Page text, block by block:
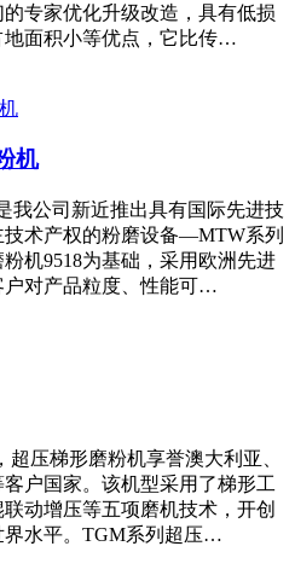
专家优化升级改造，具有低损
地面积小等优点，它比传…
机
我公司新近推出具有国际先进技
术产权的粉磨设备—MTW系列
机9518为基础，采用欧洲先进
户对产品粒度、性能可…
压梯形磨粉机享誉澳大利亚、
户国家。该机型采用了梯形工
动增压等五项磨机技术，开创
界水平。TGM系列超压…